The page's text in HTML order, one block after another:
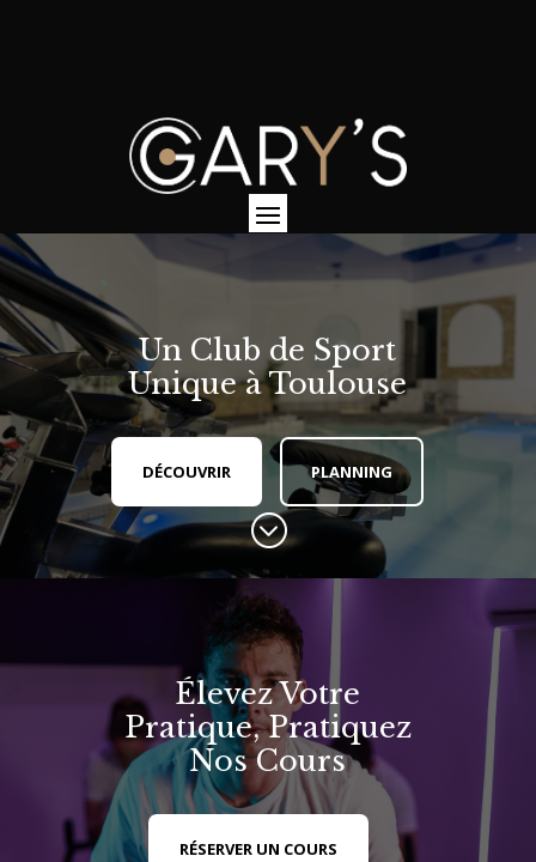
Un Club de Sport
Unique à Toulouse
DÉCOUVRIR PLANNING
;
Élevez Votre
Pratique, Pratiquez
Nos Cours
RÉSERVER UN COURS